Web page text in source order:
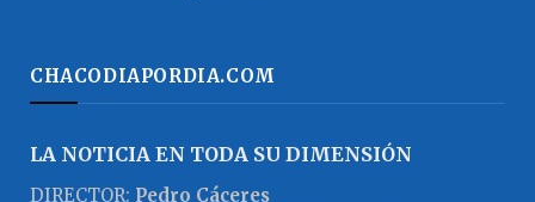
CHACODIAPORDIA.COM
LA NOTICIA EN TODA SU DIMENSIÓN
DIRECTOR: Pedro Cáceres